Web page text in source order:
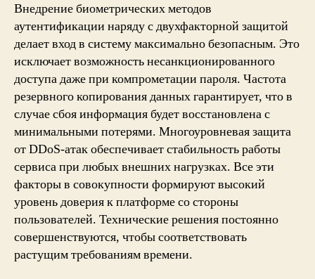
Внедрение биометрических методов
аутентификации наряду с двухфакторной защитой
делает вход в систему максимально безопасным. Это
исключает возможность несанкционированного
доступа даже при компрометации пароля. Частота
резервного копирования данных гарантирует, что в
случае сбоя информация будет восстановлена с
минимальными потерями. Многоуровневая защита
от DDoS-атак обеспечивает стабильность работы
сервиса при любых внешних нагрузках. Все эти
факторы в совокупности формируют высокий
уровень доверия к платформе со стороны
пользователей. Технические решения постоянно
совершенствуются, чтобы соответствовать
растущим требованиям времени.